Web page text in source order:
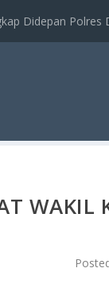
Didepan Polres
WAKIL